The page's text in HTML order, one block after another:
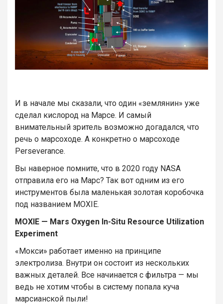
И в начале мы сказали, что один «землянин» уже
сделал кислород на Марсе. И самый
внимательный зритель возможно догадался, что
речь о марсоходе. А конкретно о марсоходе
Perseverance.
Вы наверное помните, что в 2020 году NASA
отправила его на Марс? Так вот одним из его
инструментов была маленькая золотая коробочка
под названием MOXIE.
MOXIE — Mars Oxygen In-Situ Resource Utilization
Experiment
«Мокси» работает именно на принципе
электролиза. Внутри он состоит из нескольких
важных деталей. Все начинается с фильтра — мы
ведь не хотим чтобы в систему попала куча
марсианской пыли!